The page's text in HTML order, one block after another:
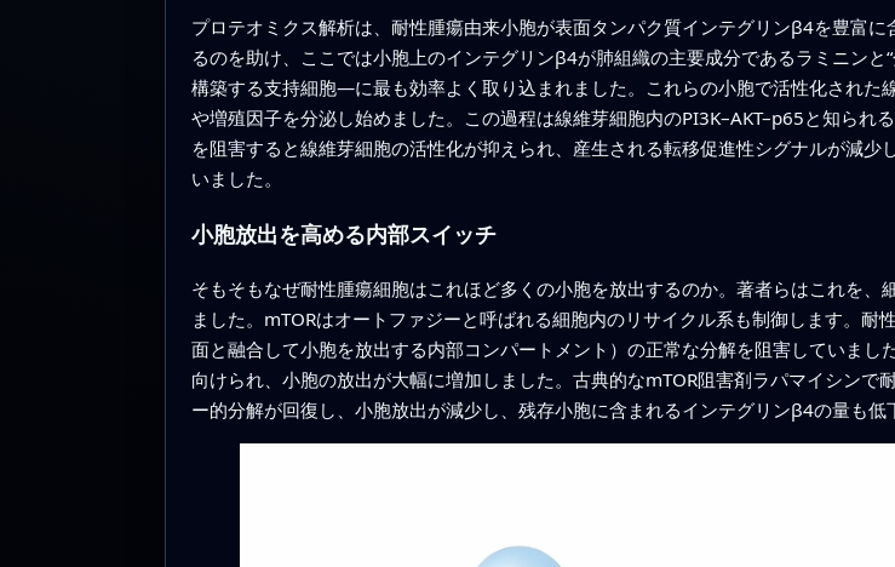
プロテオミクス解析は、耐性腫瘍由来小胞が表面タンパク質インテグリンβ4を豊富
るのを助け、ここでは小胞上のインテグリンβ4が肺組織の主要成分であるラミニン
構築する支持細胞—に最も効率よく取り込まれました。これらの小胞で活性化され
や増殖因子を分泌し始めました。この過程は線維芽細胞内のPI3K–AKT–p65と知ら
を阻害すると線維芽細胞の活性化が抑えられ、産生される転移促進性シグナルが減
いました。
小胞放出を高める内部スイッチ
そもそもなぜ耐性腫瘍細胞はこれほど多くの小胞を放出するのか。著者らはこれを
ました。mTORはオートファジーと呼ばれる細胞内のリサイクル系も制御します。
面と融合して小胞を放出する内部コンパートメント）の正常な分解を阻害していま
向けられ、小胞の放出が大幅に増加しました。古典的なmTOR阻害剤ラパマイシン
ー的分解が回復し、小胞放出が減少し、残存小胞に含まれるインテグリンβ4の量も低